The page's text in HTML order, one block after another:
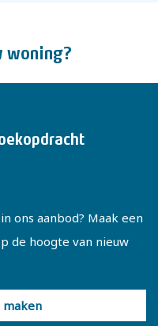
een bezichtiging aan
ons gerust voor een
woning?
ons aanbod? Maak een
de hoogte van nieuw